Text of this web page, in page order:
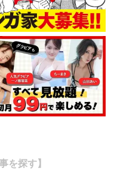
を探す】